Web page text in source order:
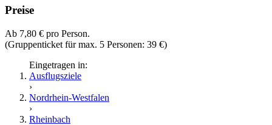
Preise
Ab 7,80 € pro Person.
(Gruppenticket für max. 5 Personen: 39 €)
Eingetragen in:
Ausflugsziele
›
Nordrhein-Westfalen
›
Rheinbach